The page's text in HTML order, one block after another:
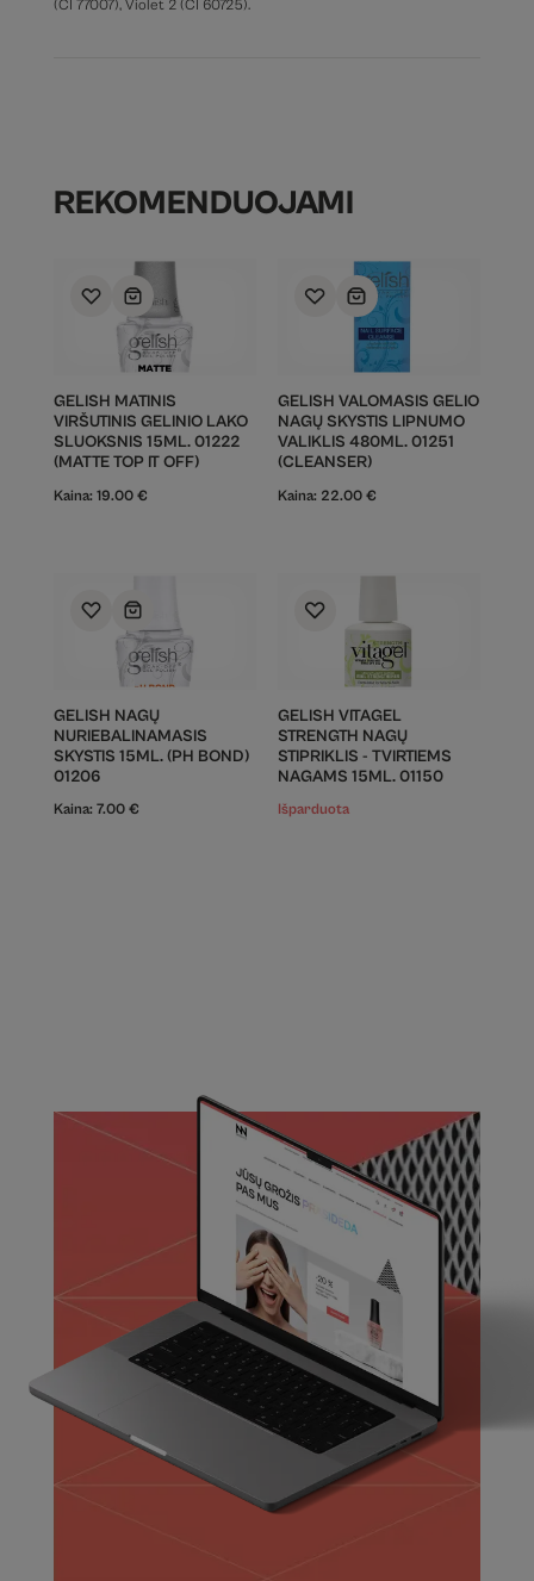
(CI 77007), Violet 2 (CI 60725).
REKOMENDUOJAMI
GELISH MATINIS
VIRŠUTINIS GELINIO LAKO
SLUOKSNIS 15ML. 01222
(MATTE TOP IT OFF)
Kaina: 19.00 €
GELISH VALOMASIS GELIO
NAGŲ SKYSTIS LIPNUMO
VALIKLIS 480ML. 01251
(CLEANSER)
Kaina: 22.00 €
GELISH NAGŲ
NURIEBALINAMASIS
SKYSTIS 15ML. (PH BOND)
01206
Kaina: 7.00 €
GELISH VITAGEL
STRENGTH NAGŲ
STIPRIKLIS - TVIRTIEMS
NAGAMS 15ML. 01150
Išparduota